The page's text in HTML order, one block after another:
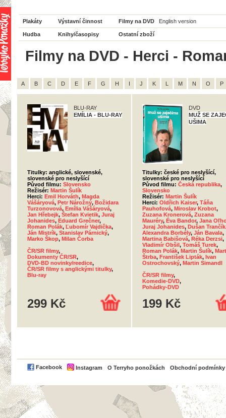
Plakáty Výstavní činnost Filmy na DVD English version
Hudba Knihy/časopisy Ostatní zboží
Filmy na DVD - Herci -
A B C D E F G H I J K L M N O P
BLU-RAY
EMÍLIA - BLU-RAY
Titulky: anglické, slovenské,
slovenské pro neslyšící
Původ filmu: Slovensko
Režisér: Martin Šulík
Herci: Emil Horváth, Magda
Vášáryová, Petr Nárožný, Božidara
Turzonovová, Emília Vášáryová,
Jan Hřebejk, Štefan Kvietik, Juraj
Johanides, Eduard Grečner,
Roman Polák, Ľubomír Vajdička,
Ján Mistrík, Stanislav Párnický,
Marko Škop, Milan Čorba
ČR/SR filmy,
Dokumenty ČR/SR,
DVD-BD novinky/reedice,
ČR/SR filmy s anglickými titulky,
Blu-ray
299 Kč
DVD
MUŽ SE
UŠIMA
Titulky: české pro neslyšící,
slovenské pro neslyšící
Původ filmu: Česká republika,
Slovensko
Režisér: Martin Šulík
Herci: Oldřich Kaiser, Táňa
Pauhofová, Miroslav Krobot,
Zuzana Kronerová, Zuzana
Mauréry, Éva Bandor, Jana
Juraj Johanides, Dušan Trančík
Alexandra Borbély, Ján Bavala,
Martina Babišová, Réka Derzsi,
Vladimír Obšil, Tomáš Turek,
Roman Polák, Martin Šulík,
Štrba, František Lipták, Ivan
Ostrochovský, Martin Simandl
ČR/SR filmy,
Komedie-DVD,
Pohádky-DVD
199 Kč
Facebook Instagram O Terryho ponožkách Obchodní podmínky
PayPal